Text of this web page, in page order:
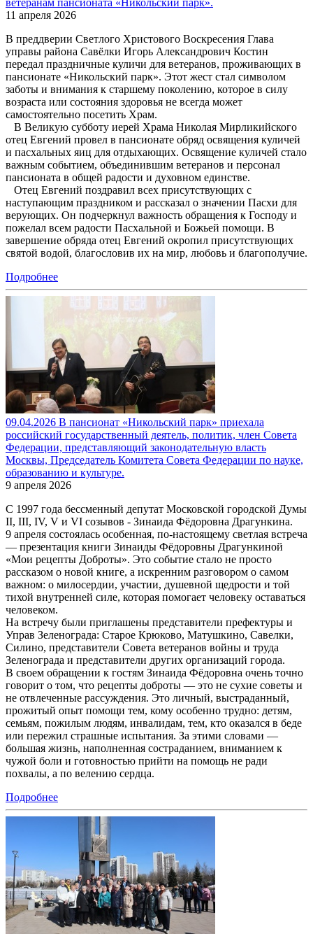
ветеранам пансионата «Никольский парк».
11 апреля 2026
В преддверии Светлого Христового Воскресения Глава
управы района Савёлки Игорь Александрович Костин
передал праздничные куличи для ветеранов, проживающих в
пансионате «Никольский парк». Этот жест стал символом
заботы и внимания к старшему поколению, которое в силу
возраста или состояния здоровья не всегда может
самостоятельно посетить Храм.
В Великую субботу иерей Храма Николая Мирликийского
отец Евгений провел в пансионате обряд освящения куличей
и пасхальных яиц для отдыхающих. Освящение куличей стало
важным событием, объединившим ветеранов и персонал
пансионата в общей радости и духовном единстве.
Отец Евгений поздравил всех присутствующих с
наступающим праздником и рассказал о значении Пасхи для
верующих. Он подчеркнул важность обращения к Господу и
пожелал всем радости Пасхальной и Божьей помощи. В
завершение обряда отец Евгений окропил присутствующих
святой водой, благословив их на мир, любовь и благополучие.
Подробнее
09.04.2026 В пансионат «Никольский парк» приехала
российский государственный деятель, политик, член Совета
Федерации, представляющий законодательную власть
Москвы, Председатель Комитета Совета Федерации по науке,
образованию и культуре.
9 апреля 2026
С 1997 года бессменный депутат Московской городской Думы
II, III, IV, V и VI созывов - Зинаида Фёдоровна Драгункина.
9 апреля состоялась особенная, по-настоящему светлая встреча
— презентация книги Зинаиды Фёдоровны Драгункиной
«Мои рецепты Доброты». Это событие стало не просто
рассказом о новой книге, а искренним разговором о самом
важном: о милосердии, участии, душевной щедрости и той
тихой внутренней силе, которая помогает человеку оставаться
человеком.
На встречу были приглашены представители префектуры и
Управ Зеленограда: Старое Крюково, Матушкино, Савелки,
Силино, представители Совета ветеранов войны и труда
Зеленограда и представители других организаций города.
В своем обращении к гостям Зинаида Фёдоровна очень точно
говорит о том, что рецепты доброты — это не сухие советы и
не отвлеченные рассуждения. Это личный, выстраданный,
прожитый опыт помощи тем, кому особенно трудно: детям,
семьям, пожилым людям, инвалидам, тем, кто оказался в беде
или пережил страшные испытания. За этими словами —
большая жизнь, наполненная состраданием, вниманием к
чужой боли и готовностью прийти на помощь не ради
похвалы, а по велению сердца.
Подробнее